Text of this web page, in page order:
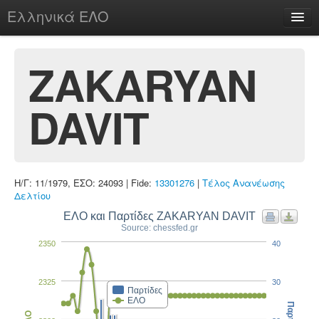
Ελληνικά ΕΛΟ
chesstu.be @ discord
Login
ZAKARYAN
DAVIT
Η/Γ: 11/1979, ΕΣΟ: 24093 | Fide: 13301276 | Τέλος Ανανέωσης
Δελτίου
ΕΛΟ και Παρτίδες ZAKARYAN DAVIT
Source: chessfed.gr
Παρτίδες
ΕΛΟ
2325
2350
30
40